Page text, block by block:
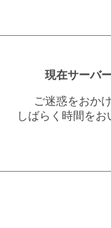
現在サーバ
ご迷惑をおか
しばらく時間を